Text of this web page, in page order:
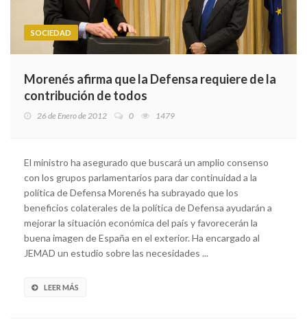
SOCIEDAD
Morenés afirma que la Defensa requiere de la
contribución de todos
26 de Enero de 2012 0 1479
El ministro ha asegurado que buscará un amplio consenso
con los grupos parlamentarios para dar continuidad a la
política de Defensa Morenés ha subrayado que los
beneficios colaterales de la política de Defensa ayudarán a
mejorar la situación económica del país y favorecerán la
buena imagen de España en el exterior. Ha encargado al
JEMAD un estudio sobre las necesidades ...
LEER MÁS